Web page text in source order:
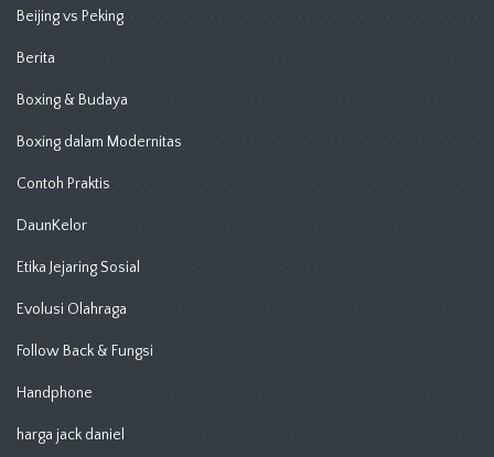
Beijing vs Peking
Berita
Boxing & Budaya
Boxing dalam Modernitas
Contoh Praktis
DaunKelor
Etika Jejaring Sosial
Evolusi Olahraga
Follow Back & Fungsi
Handphone
harga jack daniel